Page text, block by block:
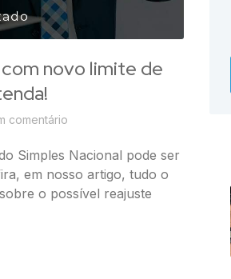
novo limite de
comentário
Simples Nacional pode ser
em nosso artigo, tudo o
o possível reajuste